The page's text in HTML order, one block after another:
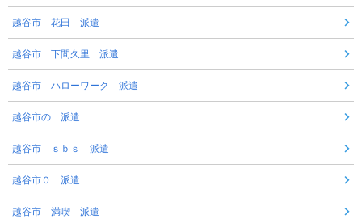
越谷市 花田 派遣
越谷市 下間久里 派遣
越谷市 ハローワーク 派遣
越谷市の 派遣
越谷市 ｓｂｓ 派遣
越谷市０ 派遣
越谷市 満喫 派遣